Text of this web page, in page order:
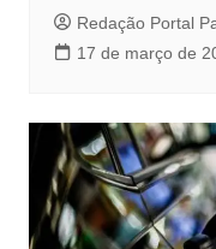
Redação Portal
17 de março de